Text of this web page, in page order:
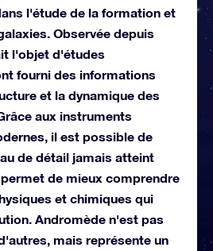
l'étude de la formation et
Observée depuis
l'objet d'études
fourni des informations
et la dynamique des
aux instruments
il est possible de
de détail jamais atteint
de mieux comprendre
et chimiques qui
Andromède n'est pas
mais représente un